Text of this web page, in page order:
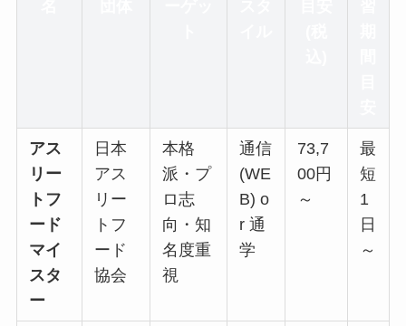
アス
リー
トフ
ード
マイ
スタ
ー
日本
アス
リー
トフ
ード
協会
本格
派・プ
ロ志
向・知
名度重
視
通信
(WE
B) o
r 通
学
73,7
00円
～
最
短
1
日
～